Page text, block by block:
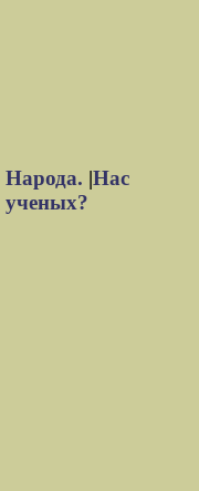
Народа. |Нас
ученых?